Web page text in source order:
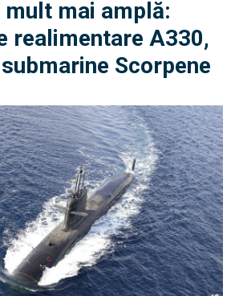
mai amplă:
realimentare A330,
Scorpene